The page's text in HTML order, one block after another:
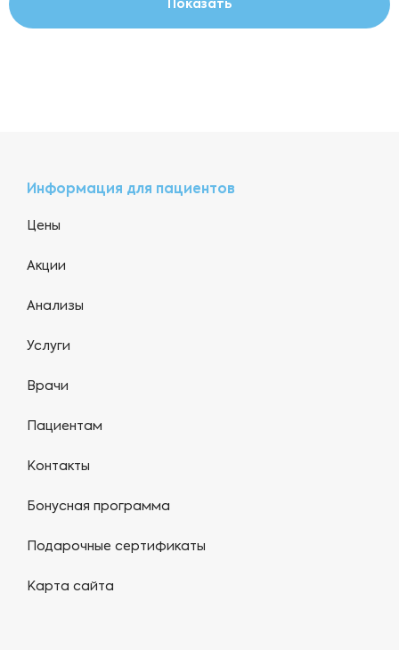
Информация для пациентов
Цены
Акции
Анализы
Услуги
Врачи
Пациентам
Контакты
Бонусная программа
Подарочные сертификаты
Карта сайта